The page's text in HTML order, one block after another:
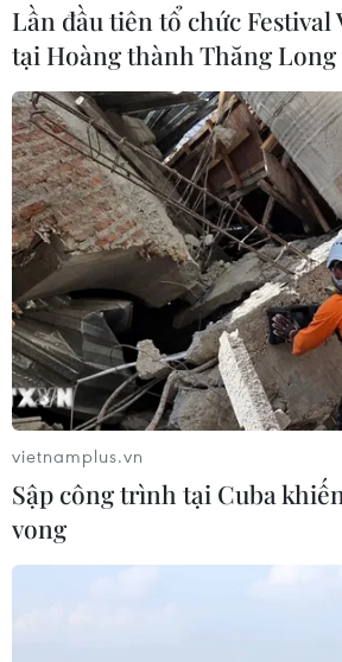
Lần đầu tiên tổ chức Festival
tại Hoàng thành Thăng Long
vietnamplus.vn
Sập công trình tại Cuba
vong